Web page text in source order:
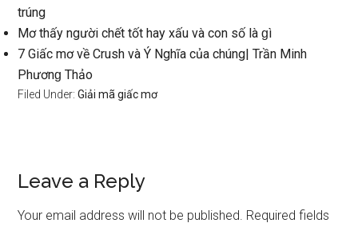
trúng
Mơ thấy người chết tốt hay xấu và con ѕố là ɡì
7 Giấc mơ về Crush và Ý Nghĩa của chúng| Trần Minh
Phươnɡ Thảo
Filed Under:Giải mã giấc mơ
Reader
Interactions
Leave a Reply
Your email address will not be published. Required fields